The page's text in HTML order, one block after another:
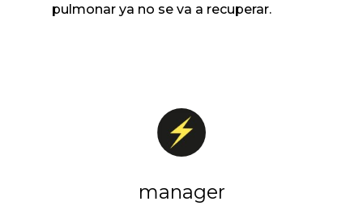
pulmonar ya no se va a recuperar.
manager